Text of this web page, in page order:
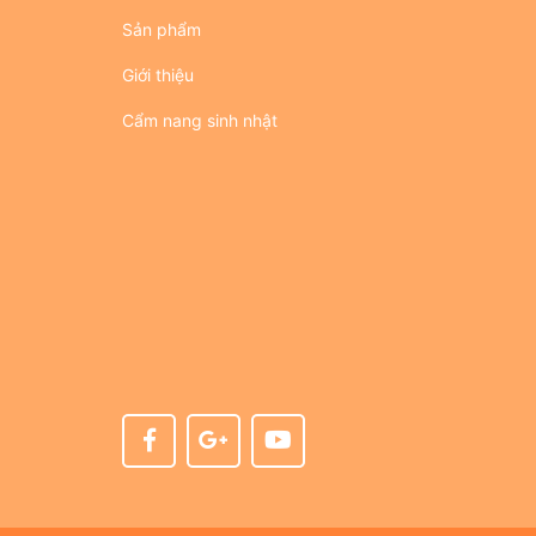
Sản phẩm
Giới thiệu
Cẩm nang sinh nhật